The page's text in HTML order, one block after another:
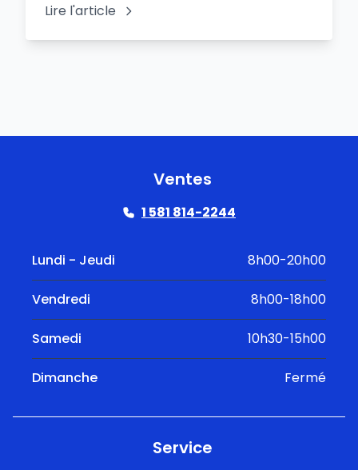
Lire l'article
Ventes
1 581 814-2244
Lundi - Jeudi 8h00-20h00
Vendredi 8h00-18h00
Samedi 10h30-15h00
Dimanche Fermé
Service